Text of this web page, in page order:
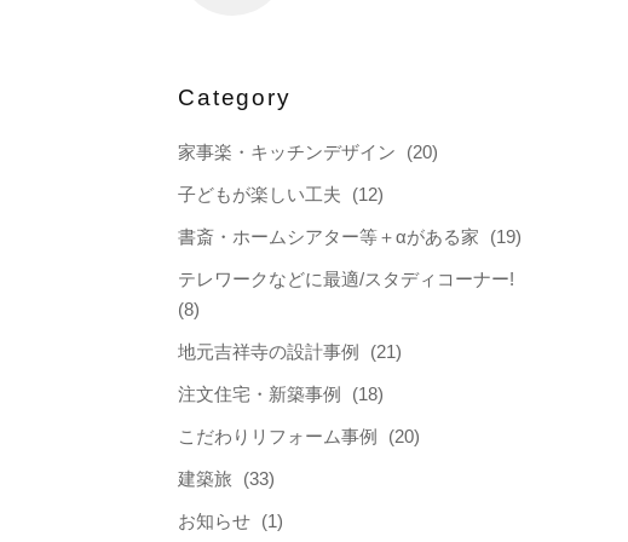
Category
家事楽・キッチンデザイン (20)
子どもが楽しい工夫 (12)
書斎・ホームシアター等＋αがある家 (19)
テレワークなどに最適/スタディコーナー!
(8)
地元吉祥寺の設計事例 (21)
注文住宅・新築事例 (18)
こだわりリフォーム事例 (20)
建築旅 (33)
お知らせ (1)